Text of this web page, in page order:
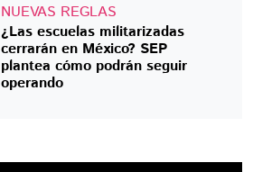
NUEVAS REGLAS
¿Las escuelas militarizadas
cerrarán en México? SEP
plantea cómo podrán seguir
operando